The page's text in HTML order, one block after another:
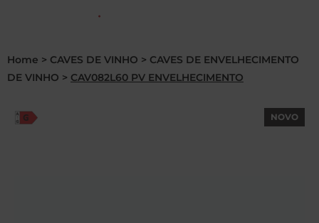
Home > CAVES DE VINHO > CAVES DE ENVELHECIMENTO
DE VINHO > CAV082L60 PV ENVELHECIMENTO
NOVO